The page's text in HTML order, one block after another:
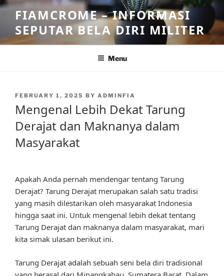
Skip
content
FIAMCROME – INFORMASI
SEPUTAR BELA DIRI MILITER
Menu
POSTED
FEBRUARY 1, 2025 BY ADMINFIA
Mengenal Lebih Dekat Tarung
Derajat dan Maknanya dalam
Masyarakat
Apakah Anda pernah mendengar tentang Tarung
Derajat? Tarung Derajat merupakan salah satu tradisi
yang masih dilestarikan oleh masyarakat Indonesia
hingga saat ini. Untuk mengenal lebih dekat tentang
Tarung Derajat dan maknanya dalam masyarakat, mari
kita simak ulasan berikut ini.
Tarung Derajat adalah sebuah seni bela diri tradisional